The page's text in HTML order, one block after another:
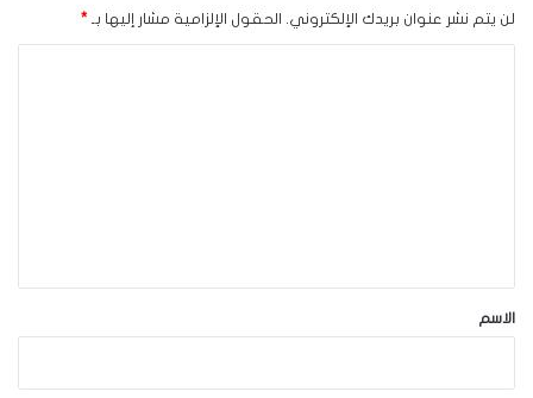
لن يتم نشر عنوان بريدك الإلكتروني. الحقول الإلزامية مشار إليها بـ *
*الاسم